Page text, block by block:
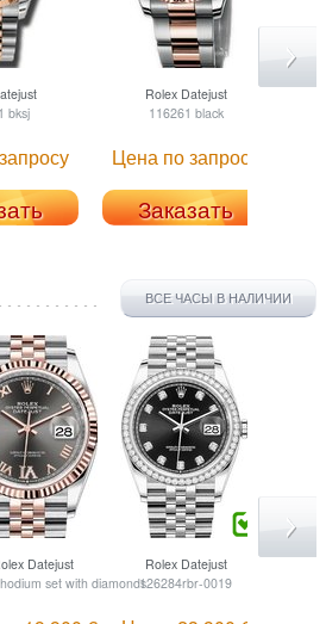
bksj
RolexDatejust
116261 black
Цена по запросу
Заказать
ВСЕ ЧАСЫ В НАЛИЧИИ
Datejust
set with diamonds
RolexDatejust
126284rbr-0019